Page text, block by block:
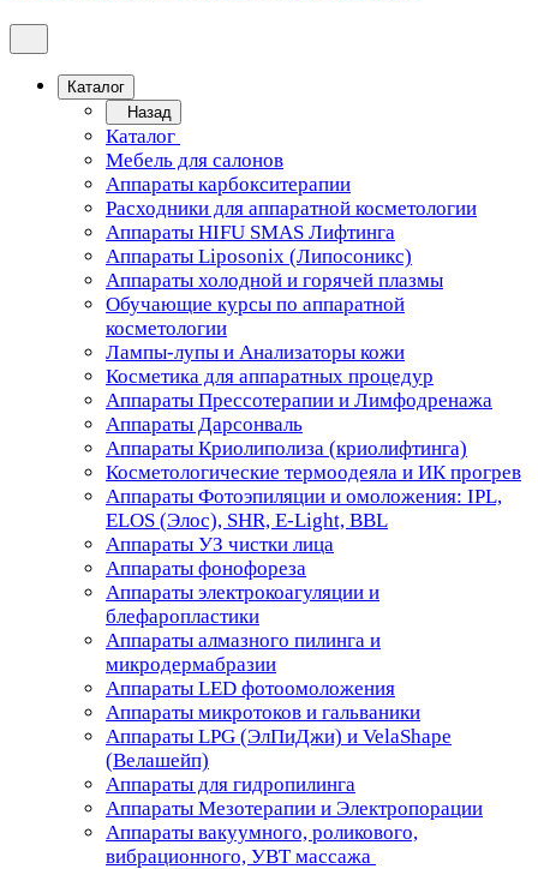
Каталог
Назад
Каталог
Мебель для салонов
Аппараты карбокситерапии
Расходники для аппаратной косметологии
Аппараты HIFU SMAS Лифтинга
Аппараты Liposonix (Липосоникс)
Аппараты холодной и горячей плазмы
Обучающие курсы по аппаратной
косметологии
Лампы-лупы и Анализаторы кожи
Косметика для аппаратных процедур
Аппараты Прессотерапии и Лимфодренажа
Аппараты Дарсонваль
Аппараты Криолиполиза (криолифтинга)
Косметологические термоодеяла и ИК прогрев
Аппараты Фотоэпиляции и омоложения: IPL,
ELOS (Элос), SHR, E-Light, BBL
Аппараты УЗ чистки лица
Аппараты фонофореза
Аппараты электрокоагуляции и
блефаропластики
Аппараты алмазного пилинга и
микродермабразии
Аппараты LED фотоомоложения
Аппараты микротоков и гальваники
Аппараты LPG (ЭлПиДжи) и VelaShape
(Велашейп)
Аппараты для гидропилинга
Аппараты Мезотерапии и Электропорации
Аппараты вакуумного, роликового,
вибрационного, УВТ массажа